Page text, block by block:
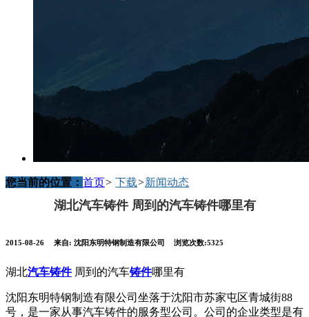
您当前的位置： 首页> 下载>新闻动态
湖北汽车铸件 周到的汽车铸件哪里有
2015-08-26 来自: 沈阳东明特钢制造有限公司 浏览次数:5325
湖北汽车铸件周到的汽车铸件哪里有
沈阳东明特钢制造有限公司坐落于沈阳市苏家屯区青城街88
号，是一家从事汽车铸件的服务型公司。公司的企业类型是有